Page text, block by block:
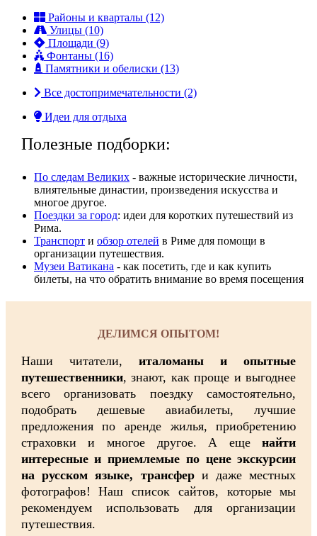
Районы и кварталы (12)
Улицы (10)
Площади (9)
Фонтаны (16)
Памятники и обелиски (13)
Все достопримечательности (2)
Идеи для отдыха
Полезные подборки:
По следам Великих - важные исторические личности,
влиятельные династии, произвeдения искусства и
многое другое.
Поездки за город: идеи для коротких путешествий из
Рима.
Транспорт и обзор отелей в Риме для помощи в
организации путешествия.
Музеи Ватикана - как посетить, где и как купить
билеты, на что обратить внимание во время посещения
ДЕЛИМСЯ ОПЫТОМ!
Наши читатели, италоманы и опытные
путешественники, знают, как проще и выгоднее
всего организовать поездку самостоятельно,
подобрать дешевые авиабилеты, лучшие
предложения по аренде жилья, приобретению
страховки и многое другое. А ещенайти
интересные и приемлемые по цене экскурсии
на русском языке, трансфери даже местных
фотографов! Наш список сайтов, которые мы
рекомендуем использовать для организации
путешествия.